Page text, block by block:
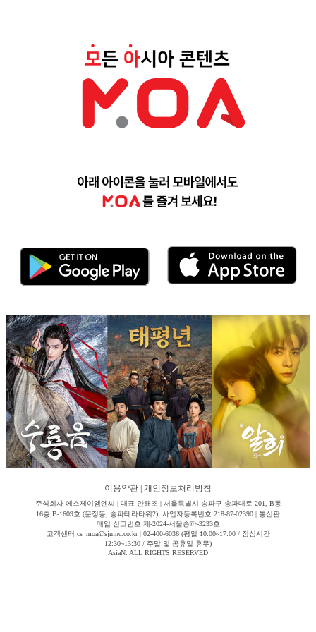
이용약관 개인정보처리방침
주식회사 에스제이엠엔씨 | 대표 안해조 | 서울특별시 송파구 송파대로 201, B동
16층 B-1609호 (문정동, 송파테라타워2) 사업자등록번호 218-87-02390 | 통신판
매업 신고번호 제-2024-서울송파-3233호
고객센터 cs_moa@sjmnc.co.kr | 02-400-6036 (평일 10:00~17:00 / 점심시간
12:30~13:30 / 주말 및 공휴일 휴무)
AsiaN. ALL RIGHTS RESERVED